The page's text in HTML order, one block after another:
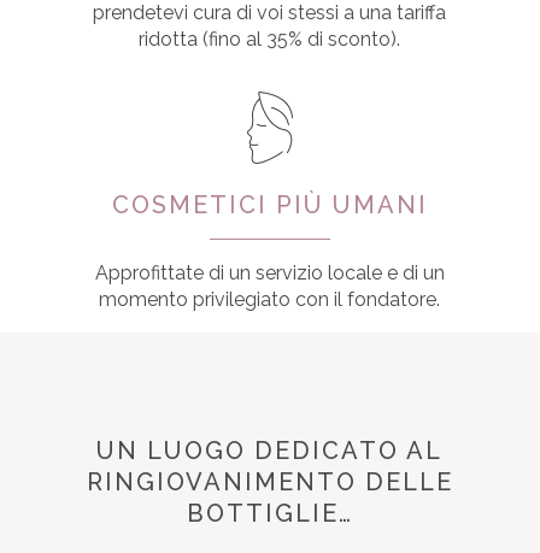
prendetevi cura di voi stessi a una tariffa
ridotta (fino al 35% di sconto).
COSMETICI PIÙ UMANI
Approfittate di un servizio locale e di un
momento privilegiato con il fondatore.
UN LUOGO DEDICATO AL
RINGIOVANIMENTO DELLE
BOTTIGLIE…